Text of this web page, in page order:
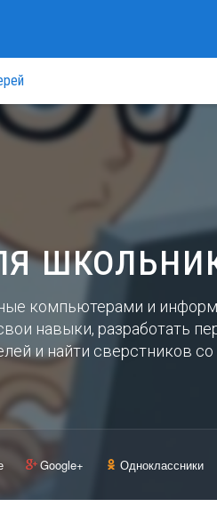
компьютерами и
навыки, разработать
и найти сверстников
Google+ Одноклассники